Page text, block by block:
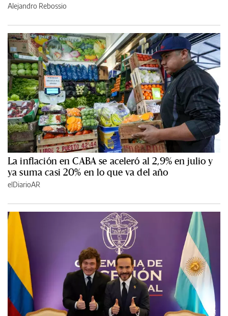
Alejandro Rebossio
La inflación en CABA se aceleró al 2,9% en julio y
ya suma casi 20% en lo que va del año
elDiarioAR